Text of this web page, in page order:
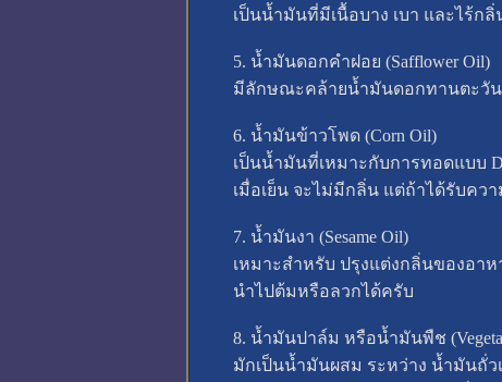
เป็นน้ำมันที่มีเนื้อบาง เบา และไร้ก
5. น้ำมันดอกคำฝอย (Safflower Oil)
มีลักษณะคล้ายน้ำมันดอกทานตะวั
6. น้ำมันข้าวโพด (Corn Oil)
เป็นน้ำมันที่เหมาะกับการทอดแบบ
เมื่อเย็น จะไม่มีกลิ่น แต่ถ้าได้รับค
7. น้ำมันงา (Sesame Oil)
เหมาะสำหรับ ปรุงแต่งกลิ่นของอา
นำไปต้มหรือลวกได้ครับ
8. น้ำมันปาล์ม หรือน้ำมันพืช
มักเป็นน้ำมันผสม ระหว่าง น้ำมันถั่ว